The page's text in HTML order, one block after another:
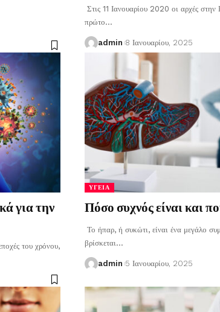
Στις 11 Ιανουαρίου 2020 οι αρχές
πρώτο…
admin 8 Ιανουαρίου, 2025
για την
του χρόνου,
ΥΓΕΊΑ
Πόσο συχνός είναι και
Το ήπαρ, ή συκώτι, είναι ένα μεγάλο
βρίσκεται…
admin 5 Ιανουαρίου, 2025